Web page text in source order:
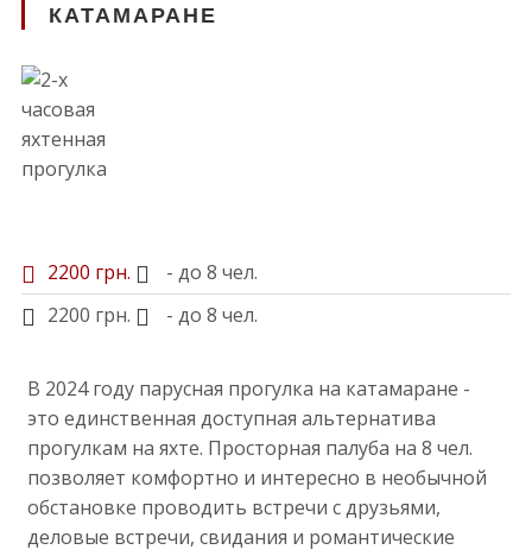
КАТАМАРАНЕ
2200 грн.
- до 8 чел.
2200 грн.
- до 8 чел.
В 2024 году парусная прогулка на катамаране -
это единственная доступная альтернатива
прогулкам на яхте. Просторная палуба на 8 чел.
позволяет комфортно и интересно в необычной
обстановке проводить встречи с друзьями,
деловые встречи, свидания и романтические